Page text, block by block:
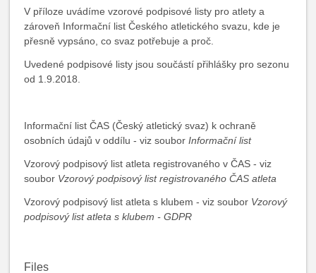
V příloze uvádíme vzorové podpisové listy pro atlety a
zároveň Informační list Českého atletického svazu, kde je
přesně vypsáno, co svaz potřebuje a proč.
Uvedené podpisové listy jsou součástí přihlášky pro sezonu
od 1.9.2018.
Informační list ČAS (Český atletický svaz) k ochraně
osobních údajů v oddílu - viz soubor Informační list
Vzorový podpisový list atleta registrovaného v ČAS - viz
soubor Vzorový podpisový list registrovaného ČAS atleta
Vzorový podpisový list atleta s klubem - viz soubor Vzorový
podpisový list atleta s klubem - GDPR
Files